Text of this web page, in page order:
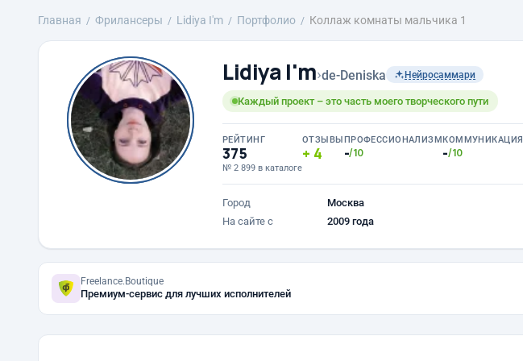
Главная Фрилансеры Lidiya I'm Портфолио Коллаж комнаты мальчика 1
Lidiya I'm›de-Deniska Нейросаммари
Каждый проект – это часть моего творческого пути
РЕЙТИНГ
375
№ 2 899 в каталоге
ОТЗЫВЫ
4
ПРОФЕССИОНАЛИЗМ
-/10
КОММУНИКАЦИЯ
-/10
Город
Москва
На сайте с
2009 года
Freelance.Boutique
Премиум-сервис для лучших исполнителей